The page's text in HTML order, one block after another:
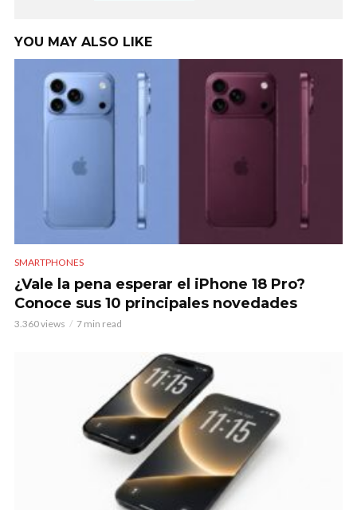
YOU MAY ALSO LIKE
SMARTPHONES
¿Vale la pena esperar el iPhone 18 Pro?
Conoce sus 10 principales novedades
3.360 views 7 min read